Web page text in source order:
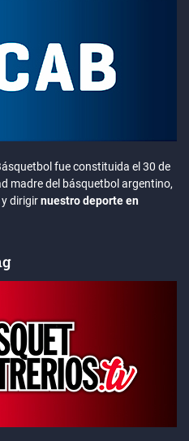
fue constituida el 30 de
madre del básquetbol argentino,
y dirigirnuestro deporte en